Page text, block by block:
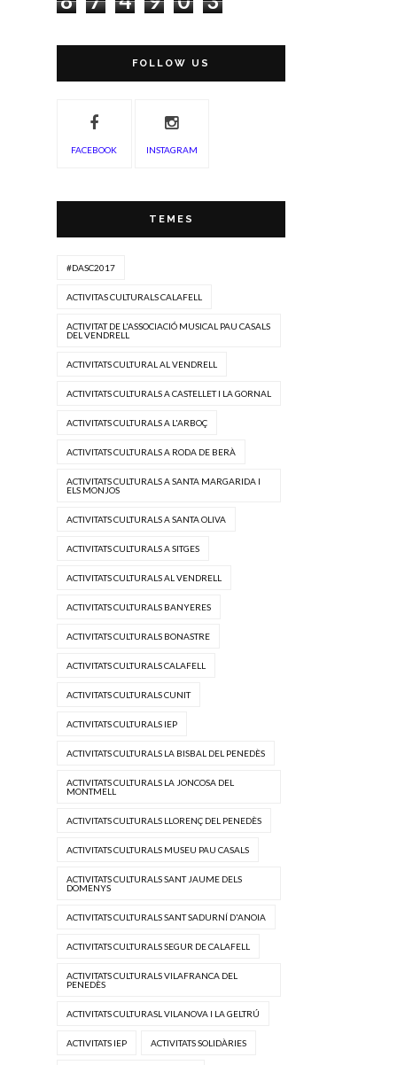
FOLLOW US
FACEBOOK INSTAGRAM
TEMES
#DASC2017
ACTIVITAS CULTURALS CALAFELL
ACTIVITAT DE L'ASSOCIACIÓ MUSICAL PAU CASALS
DEL VENDRELL
ACTIVITATS CULTURAL AL VENDRELL
ACTIVITATS CULTURALS A CASTELLET I LA GORNAL
ACTIVITATS CULTURALS A L'ARBOÇ
ACTIVITATS CULTURALS A RODA DE BERÀ
ACTIVITATS CULTURALS A SANTA MARGARIDA I
ELS MONJOS
ACTIVITATS CULTURALS A SANTA OLIVA
ACTIVITATS CULTURALS A SITGES
ACTIVITATS CULTURALS AL VENDRELL
ACTIVITATS CULTURALS BANYERES
ACTIVITATS CULTURALS BONASTRE
ACTIVITATS CULTURALS CALAFELL
ACTIVITATS CULTURALS CUNIT
ACTIVITATS CULTURALS IEP
ACTIVITATS CULTURALS LA BISBAL DEL PENEDÈS
ACTIVITATS CULTURALS LA JONCOSA DEL
MONTMELL
ACTIVITATS CULTURALS LLORENÇ DEL PENEDÈS
ACTIVITATS CULTURALS MUSEU PAU CASALS
ACTIVITATS CULTURALS SANT JAUME DELS
DOMENYS
ACTIVITATS CULTURALS SANT SADURNÍ D'ANOIA
ACTIVITATS CULTURALS SEGUR DE CALAFELL
ACTIVITATS CULTURALS VILAFRANCA DEL
PENEDÈS
ACTIVITATS CULTURASL VILANOVA I LA GELTRÚ
ACTIVITATS IEP ACTIVITATS SOLIDÀRIES